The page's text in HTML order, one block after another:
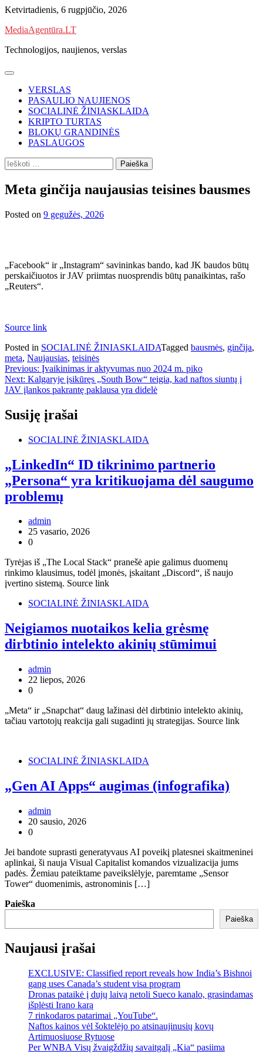
Skip
content
Ketvirtadienis, 6 rugpjūčio, 2026
MediaAgentūra.LT
Technologijos, naujienos, verslas
VERSLAS
PASAULIO NAUJIENOS
SOCIALINĖ ŽINIASKLAIDA
KRIPTO TURTAS
BLOKŲ GRANDINĖS
PASLAUGOS
Ieškoti:
Meta ginčija naujausias teisines bausmes
Posted on 9 gegužės, 2026
„Facebook“ ir „Instagram“ savininkas bando, kad JK baudos būtų
perskaičiuotos ir JAV priimtas nuosprendis būtų panaikintas, rašo
„Reuters“.
Source link
Posted in SOCIALINĖ ŽINIASKLAIDATagged bausmės, ginčija,
meta, Naujausias, teisinės
Navigacija
tarp
Previous: Įvaikinimas ir aktyvumas nuo 2024 m. piko
Next: Kalgaryje įsikūręs „South Bow“ teigia, kad naftos siuntų į
JAV įlankos pakrantę paklausa yra didelė
Susiję įrašai
SOCIALINĖ ŽINIASKLAIDA
„LinkedIn“ ID tikrinimo partnerio
„Persona“ yra kritikuojama dėl saugumo
problemų
admin
25 vasario, 2026
0
Tyrėjas iš „The Local Stack“ pranešė apie galimus duomenų
rinkimo klausimus, todėl įmonės, įskaitant „Discord“, iš naujo
įvertino sistemą. Source link
SOCIALINĖ ŽINIASKLAIDA
Neigiamos nuotaikos kelia grėsmę
dirbtinio intelekto akinių stūmimui
admin
22 liepos, 2026
0
„Meta“ ir „Snapchat“ daug lažinasi dėl dirbtinio intelekto akinių,
tačiau vartotojų reakcija gali sugadinti jų strategijas. Source link
SOCIALINĖ ŽINIASKLAIDA
„Gen AI Apps“ augimas (infografika)
admin
20 sausio, 2026
0
Jei bandote suprasti generatyvaus AI poveikį platesnei skaitmeninei
aplinkai, ši nauja Visual Capitalist komandos vizualizacija jums
padės. Žemiau pateiktame paveikslėlyje, paremtame „Sensor
Tower“ duomenimis, astronominis […]
Paieška
Paieška
Naujausi įrašai
EXCLUSIVE: Classified report reveals how India’s Bishnoi
gang uses Canada’s student visa program
Dronas pataikė į dujų laivą netoli Sueco kanalo, grasindamas
išplėsti Irano karą
7 rinkodaros patarimai „YouTube“.
Naftos kainos vėl šoktelėjo po atsinaujinusių kovų
Artimuosiuose Rytuose
Per WNBA Visų žvaigždžių savaitgalį „Kia“ pasiima